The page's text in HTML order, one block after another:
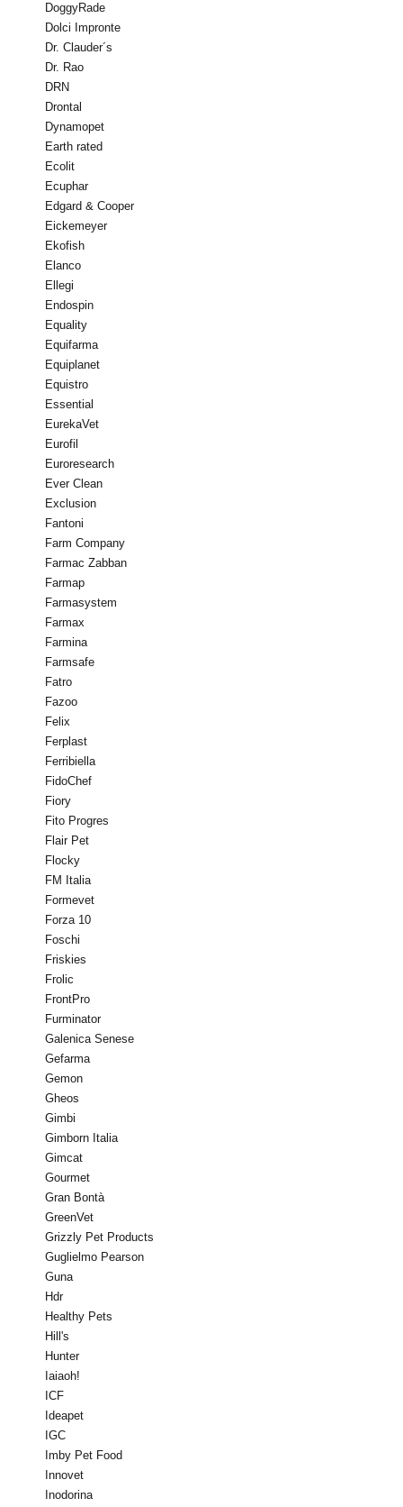
DoggyRade
Dolci Impronte
Dr. Clauder´s
Dr. Rao
DRN
Drontal
Dynamopet
Earth rated
Ecolit
Ecuphar
Edgard & Cooper
Eickemeyer
Ekofish
Elanco
Ellegi
Endospin
Equality
Equifarma
Equiplanet
Equistro
Essential
EurekaVet
Eurofil
Euroresearch
Ever Clean
Exclusion
Fantoni
Farm Company
Farmac Zabban
Farmap
Farmasystem
Farmax
Farmina
Farmsafe
Fatro
Fazoo
Felix
Ferplast
Ferribiella
FidoChef
Fiory
Fito Progres
Flair Pet
Flocky
FM Italia
Formevet
Forza 10
Foschi
Friskies
Frolic
FrontPro
Furminator
Galenica Senese
Gefarma
Gemon
Gheos
Gimbi
Gimborn Italia
Gimcat
Gourmet
Gran Bontà
GreenVet
Grizzly Pet Products
Guglielmo Pearson
Guna
Hdr
Healthy Pets
Hill's
Hunter
Iaiaoh!
ICF
Ideapet
IGC
Imby Pet Food
Innovet
Inodorina